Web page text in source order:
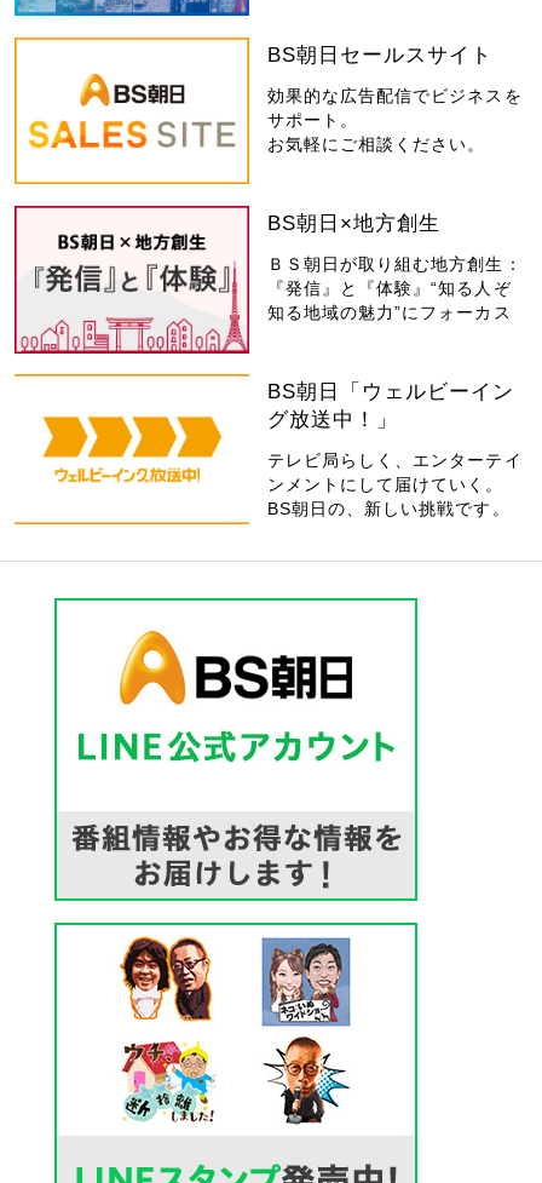
BS朝日セールスサイト
効果的な広告配信でビジネスを
サポート。
お気軽にご相談ください。
BS朝日×地方創生
ＢＳ朝日が取り組む地方創生：
『発信』と『体験』“知る人ぞ
知る地域の魅力”にフォーカス
BS朝日「ウェルビーイン
グ放送中！」
テレビ局らしく、エンターテイ
ンメントにして届けていく。
BS朝日の、新しい挑戦です。